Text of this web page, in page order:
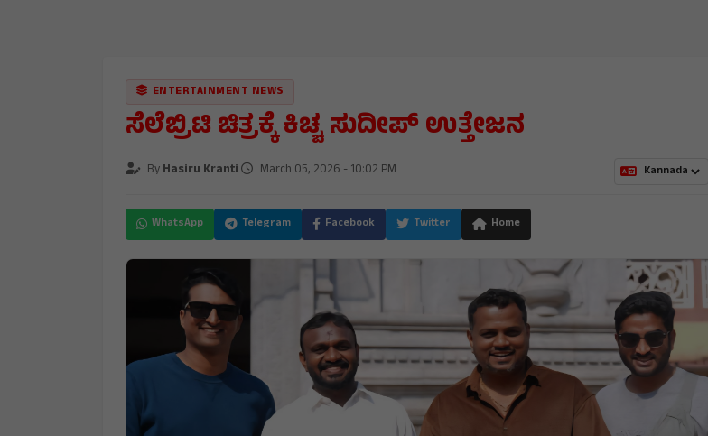
ENTERTAINMENT NEWS
ಸೆಲೆಬ್ರಿಟಿ ಚಿತ್ರಕ್ಕೆ ಕಿಚ್ಚ ಸುದೀಪ್ ಉತ್ತೇಜನ
ByHasiru Kranti March 05, 2026 - 10:02 PM
WhatsApp Telegram Facebook Twitter Home